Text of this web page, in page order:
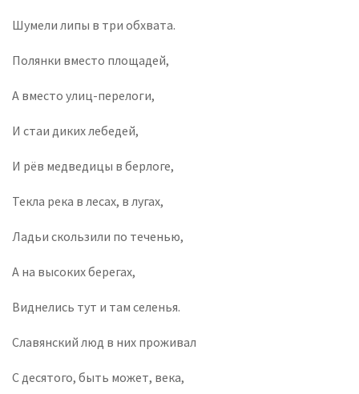
Шумели липы в три обхвата.
Полянки вместо площадей,
А вместо улиц-перелоги,
И стаи диких лебедей,
И рёв медведицы в берлоге,
Текла река в лесах, в лугах,
Ладьи скользили по теченью,
А на высоких берегах,
Виднелись тут и там селенья.
Славянский люд в них проживал
С десятого, быть может, века,